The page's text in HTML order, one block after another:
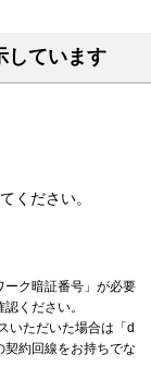
しています
ください。
ーク暗証番号」が必要
認ください。
いただいた場合は「d
約回線をお持ちでな